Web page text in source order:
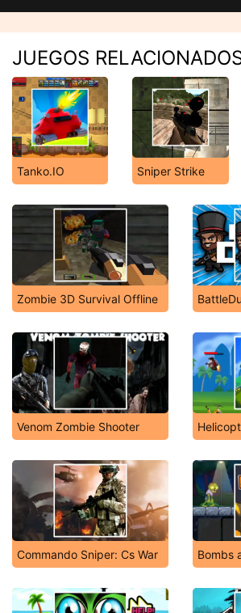
JUEGOS
Tanko.IO Sniper Strike
Zombie 3D Survival Offline
Venom Zombie Shooter
Commando Sniper: Cs War Bombs